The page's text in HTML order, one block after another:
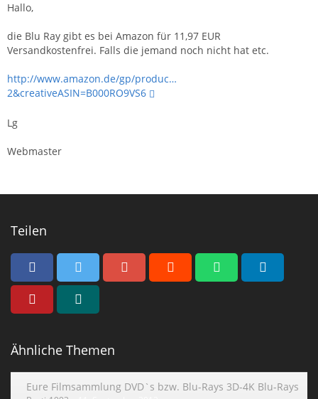
Hallo,
die Blu Ray gibt es bei Amazon für 11,97 EUR
Versandkostenfrei. Falls die jemand noch nicht hat etc.
http://www.amazon.de/gp/produc…
2&creativeASIN=B000RO9VS6
Lg
Webmaster
Teilen
Ähnliche Themen
Eure Filmsammlung DVD`s bzw. Blu-Rays 3D-4K Blu-Rays